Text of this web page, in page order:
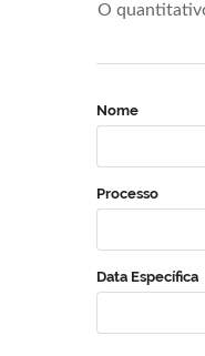
O
Nome
Processo
Data Específica